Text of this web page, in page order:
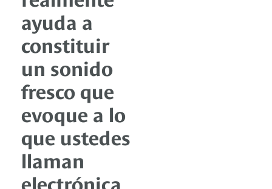
ayuda a
constituir
un sonido
fresco que
evoque a lo
que ustedes
llaman
electrónica